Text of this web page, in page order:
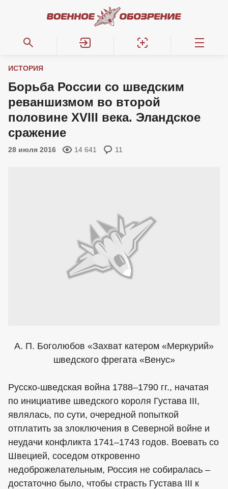
ИСТОРИЯ
Борьба России со шведским
реваншизмом во второй
половине XVIII века. Эландское
сражение
28 июля 2016 14 641 11
А. П. Боголюбов «Захват катером «Меркурий»
шведского фрегата «Венус»
Русско-шведская война 1788–1790 гг., начатая
по инициативе шведского короля Густава III,
являлась, по сути, очередной попыткой
отплатить за злоключения в Северной войне и
неудачи конфликта 1741–1743 годов. Воевать со
Швецией, соседом откровенно
недоброжелательным, Россия не собиралась –
достаточно было, чтобы страсть Густава III к